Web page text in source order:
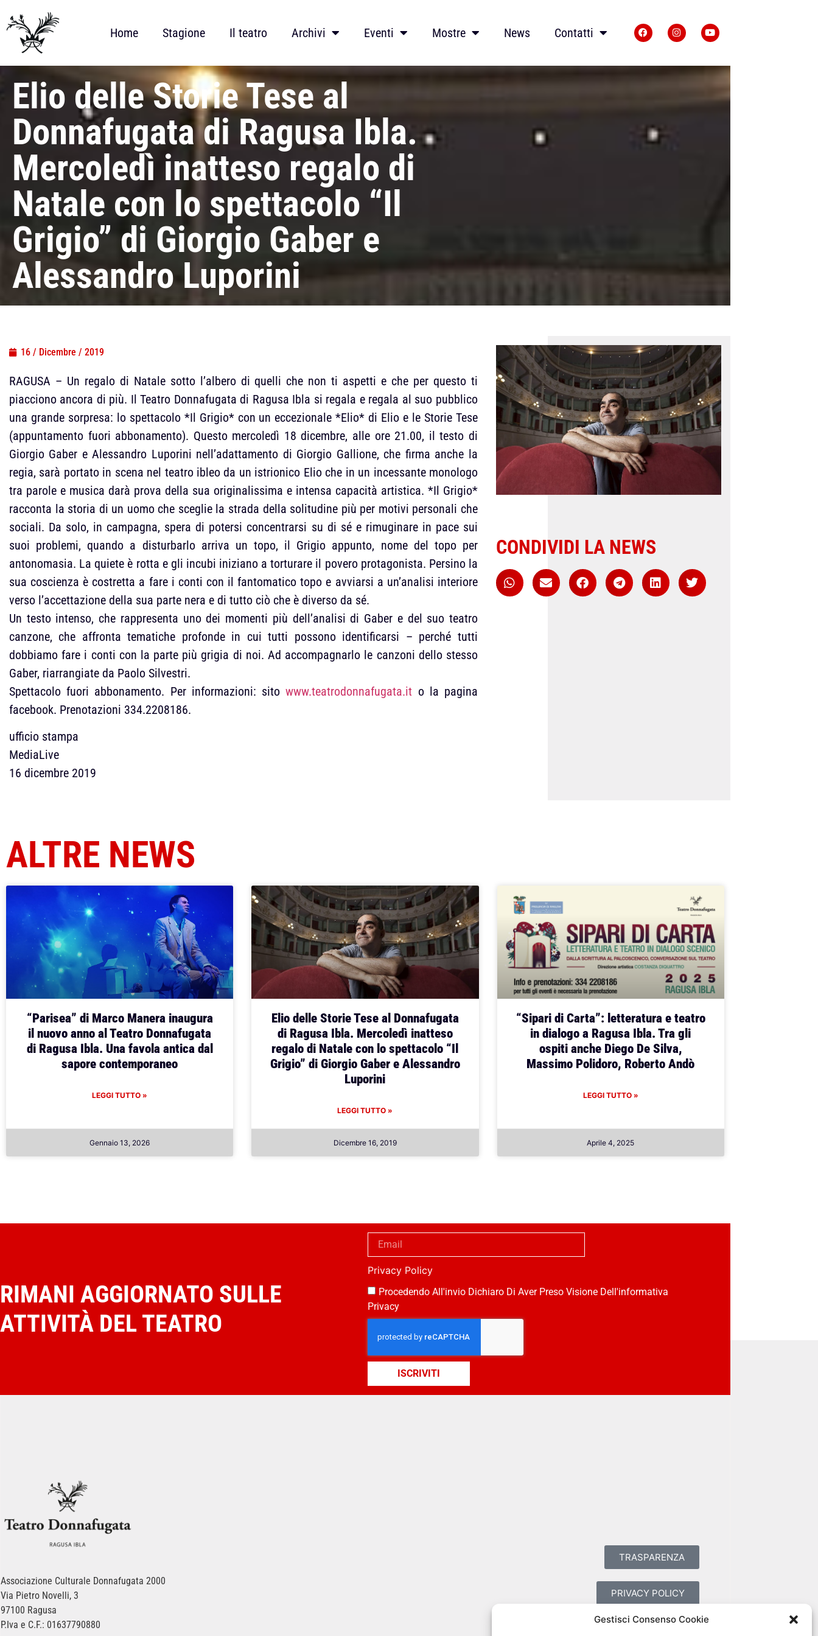
Gestisci Consenso Cookie
Home Stagione Il teatro Archivi Eventi Mostre News Contatti
Elio delle Storie Tese al
Donnafugata di Ragusa Ibla.
Mercoledì inatteso regalo di
Natale con lo spettacolo “Il
Grigio” di Giorgio Gaber e
Alessandro Luporini
16 / Dicembre / 2019
RAGUSA – Un regalo di Natale sotto l’albero di quelli che non ti aspetti e che per questo ti
piacciono ancora di più. Il Teatro Donnafugata di Ragusa Ibla si regala e regala al suo pubblico
una grande sorpresa: lo spettacolo *Il Grigio* con un eccezionale *Elio* di Elio e le Storie Tese
(appuntamento fuori abbonamento). Questo mercoledì 18 dicembre, alle ore 21.00, il testo di
Giorgio Gaber e Alessandro Luporini nell’adattamento di Giorgio Gallione, che firma anche la
regia, sarà portato in scena nel teatro ibleo da un istrionico Elio che in un incessante monologo
tra parole e musica darà prova della sua originalissima e intensa capacità artistica. *Il Grigio*
racconta la storia di un uomo che sceglie la strada della solitudine più per motivi personali che
sociali. Da solo, in campagna, spera di potersi concentrarsi su di sé e rimuginare in pace sui
suoi problemi, quando a disturbarlo arriva un topo, il Grigio appunto, nome del topo per
antonomasia. La quiete è rotta e gli incubi iniziano a torturare il povero protagonista. Persino la
sua coscienza è costretta a fare i conti con il fantomatico topo e avviarsi a un’analisi interiore
verso l’accettazione della sua parte nera e di tutto ciò che è diverso da sé.
Un testo intenso, che rappresenta uno dei momenti più dell’analisi di Gaber e del suo teatro
canzone, che affronta tematiche profonde in cui tutti possono identificarsi – perché tutti
dobbiamo fare i conti con la parte più grigia di noi. Ad accompagnarlo le canzoni dello stesso
Gaber, riarrangiate da Paolo Silvestri.
Spettacolo fuori abbonamento. Per informazioni: sitowww.teatrodonnafugata.it o la pagina
facebook. Prenotazioni 334.2208186.
ufficio stampa
MediaLive
16 dicembre 2019
CONDIVIDI LA NEWS
ALTRE NEWS
“Parisea” di Marco Manera inaugura
il nuovo anno al Teatro Donnafugata
di Ragusa Ibla. Una favola antica dal
sapore contemporaneo
LEGGI TUTTO »
Gennaio 13, 2026
Elio delle Storie Tese al Donnafugata
di Ragusa Ibla. Mercoledì inatteso
regalo di Natale con lo spettacolo “Il
Grigio” di Giorgio Gaber e Alessandro
Luporini
LEGGI TUTTO »
Dicembre 16, 2019
“Sipari di Carta”: letteratura e teatro
in dialogo a Ragusa Ibla. Tra gli
ospiti anche Diego De Silva,
Massimo Polidoro, Roberto Andò
LEGGI TUTTO »
Aprile 4, 2025
RIMANI AGGIORNATO SULLE
ATTIVITÀ DEL TEATRO
Privacy Policy
Procedendo All'invio Dichiaro Di Aver Preso Visione Dell'informativa
Privacy
ISCRIVITI
Associazione Culturale Donnafugata 2000
Via Pietro Novelli, 3
97100 Ragusa
P.Iva e C.F.: 01637790880
TRASPARENZA
PRIVACY POLICY